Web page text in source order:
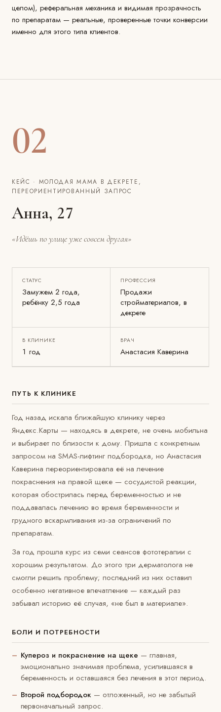
целом), реферальная механика и видимая прозрачность
по препаратам — реальные, проверенные точки конверсии
именно для этого типа клиентов.
02
КЕЙС · МОЛОДАЯ МАМА В ДЕКРЕТЕ,
ПЕРЕОРИЕНТИРОВАННЫЙ ЗАПРОС
Анна, 27
«Идёшь по улице уже совсем другая»
СТАТУС
Замужем 2 года,
ребёнку 2,5 года
ПРОФЕССИЯ
Продажи
стройматериалов, в
декрете
В КЛИНИКЕ
1 год
ВРАЧ
Анастасия Каверина
ПУТЬ К КЛИНИКЕ
Год назад искала ближайшую клинику через
Яндекс.Карты — находясь в декрете, не очень мобильна
и выбирает по близости к дому. Пришла с конкретным
запросом на SMAS-лифтинг подбородка, но Анастасия
Каверина переориентировала её на лечение
покраснения на правой щеке — сосудистой реакции,
которая обострилась перед беременностью и не
поддавалась лечению во время беременности и
грудного вскармливания из-за ограничений по
препаратам.
За год прошла курс из семи сеансов фототерапии с
хорошим результатом. До этого три дерматолога не
смогли решить проблему; последний из них оставил
особенно негативное впечатление — каждый раз
забывал историю её случая, «не был в материале».
БОЛИ И ПОТРЕБНОСТИ
Купероз и покраснение на щеке — главная,
эмоционально значимая проблема, усилившаяся в
беременность и оставшаяся без лечения в этот период.
Второй подбородок — отложенный, но не забытый
первоначальный запрос.